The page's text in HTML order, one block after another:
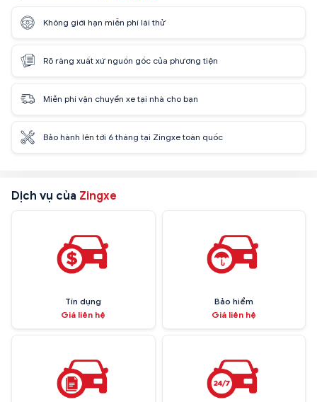
Không giới hạn miễn phí lái thử
Rõ ràng xuất xứ nguồn gốc của phương tiện
Miễn phí vận chuyển xe tại nhà cho bạn
Bảo hành lên tới 6 tháng tại Zingxe toàn quốc
Dịch vụ của Zingxe
Tín dụng
Giá liên hệ
Bảo hiểm
Giá liên hệ